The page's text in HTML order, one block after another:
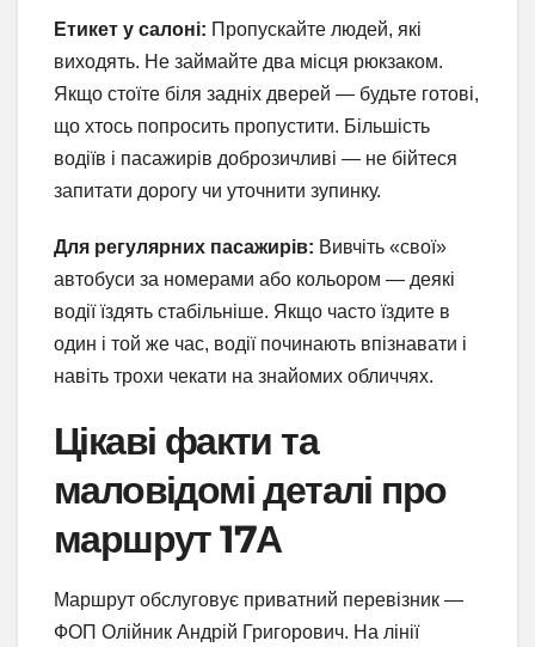
Етикет у салоні: Пропускайте людей, які
виходять. Не займайте два місця рюкзаком.
Якщо стоїте біля задніх дверей — будьте готові,
що хтось попросить пропустити. Більшість
водіїв і пасажирів доброзичливі — не бійтеся
запитати дорогу чи уточнити зупинку.
Для регулярних пасажирів: Вивчіть «свої»
автобуси за номерами або кольором — деякі
водії їздять стабільніше. Якщо часто їздите в
один і той же час, водії починають впізнавати і
навіть трохи чекати на знайомих обличчях.
Цікаві факти та
маловідомі деталі про
маршрут 17А
Маршрут обслуговує приватний перевізник —
ФОП Олійник Андрій Григорович. На лінії